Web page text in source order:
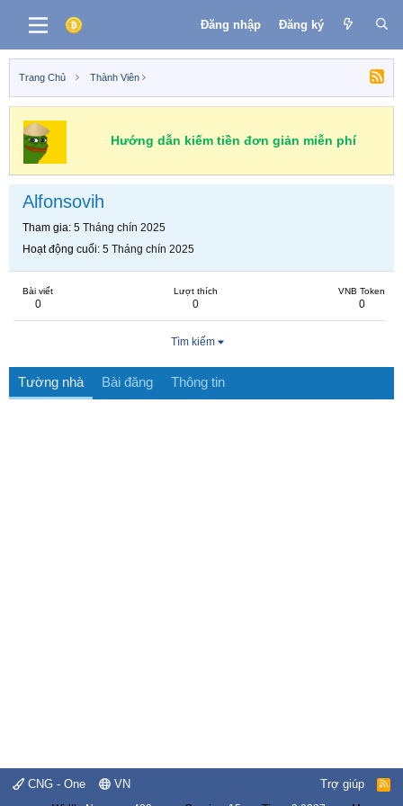
Đăng nhập Đăng ký
Trang Chủ Thành Viên
Hướng dẫn kiếm tiền đơn giản miễn phí
Alfonsovih
Tham gia 5 Tháng chín 2025
Hoạt động cuối 5 Tháng chín 2025
Bài viết
0
Lượt thích
0
VNB Token
0
Tìm kiếm
Tường nhà Bài đăng Thông tin
CNG - One VN Trợ giúp
R